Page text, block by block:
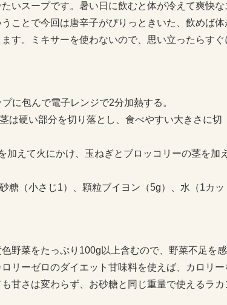
いスープです。暑い日に飲むと体が冷えて爽快な
ことで今回は唐辛子がぴりっときいた、飲めば体
す。ミキサーを使わないので、思い立ったらすぐ
に包んで電子レンジで2分加熱する。
は硬い部分を切り落とし、食べやすい大きさに切
加えて火にかけ、玉ねぎとブロッコリーの茎を加
糖（小さじ1）、顆粒ブイヨン（5g）、水（1カッ
野菜をたっぷり100g以上含むので、野菜不足を
リーゼロのダイエット甘味料を使えば、カロリー
甘さは変わらず、お砂糖と同じ重量で使えるラカ